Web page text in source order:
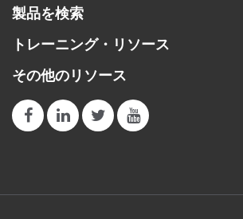
製品を検索
トレーニング・リソース
その他のリソース